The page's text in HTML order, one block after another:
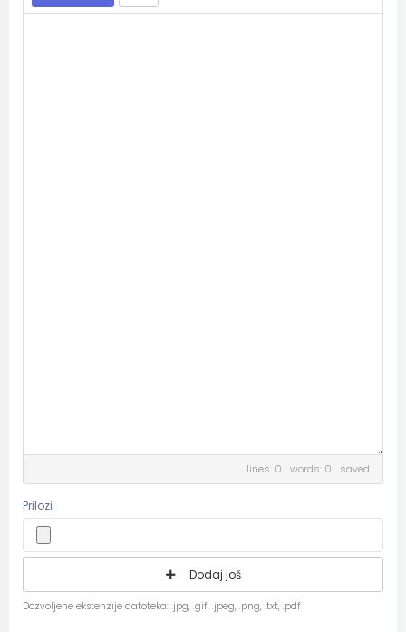
lines: 0 words: 0 saved
Prilozi
Dodaj još
Dozvoljene ekstenzije datoteka: .jpg, .gif, .jpeg, .png, .txt, .pdf